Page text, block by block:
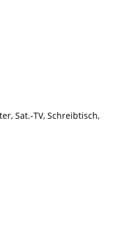
Sat.-TV, Schreibtisch,